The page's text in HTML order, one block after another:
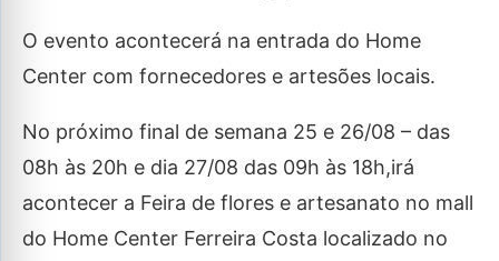
O evento acontecerá na entrada do Home
Center com fornecedores e artesões locais.
No próximo final de semana 25 e 26/08 – das
08h às 20h e dia 27/08 das 09h às 18h,irá
acontecer a Feira de flores e artesanato no mall
do Home Center Ferreira Costa localizado no